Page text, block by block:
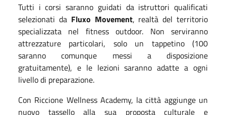
Tutti i corsi saranno guidati da istruttori qualificati
selezionati da Fluxo Movement, realtà del territorio
specializzata nel fitness outdoor. Non serviranno
attrezzature particolari, solo un tappetino (100
saranno comunque messi a disposizione
gratuitamente), e le lezioni saranno adatte a ogni
livello di preparazione.
Con Riccione Wellness Academy, la città aggiunge un
nuovo tassello alla sua proposta culturale e